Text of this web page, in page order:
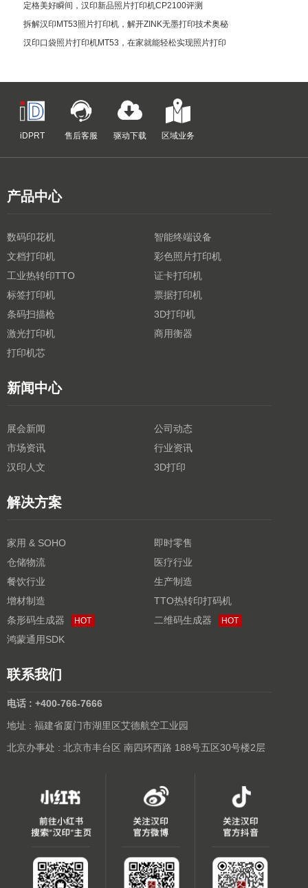
定格美好瞬间，汉印新品照片打印机CP2100评测
拆解汉印MT53照片打印机，解开ZINK无墨打印技术奥秘
汉印口袋照片打印机MT53，在家就能轻松实现照片打印
iDPRT 售后客服 驱动下载 区域业务
产品中心
数码印花机
智能终端设备
文档打印机
彩色照片打印机
工业热转印TTO
证卡打印机
标签打印机
票据打印机
条码扫描枪
3D打印机
激光打印机
商用衡器
打印机芯
新闻中心
展会新闻
公司动态
市场资讯
行业资讯
汉印人文
3D打印
解决方案
家用 & SOHO
即时零售
仓储物流
医疗行业
餐饮行业
生产制造
增材制造
TTO热转印打码机
条形码生成器
HOT 二维码生成器 HOT
鸿蒙通用SDK
联系我们
电话 : +400-766-7666
地址 : 福建省厦门市湖里区艾德航空工业园
北京办事处 : 北京市丰台区 南四环西路 188号五区30号楼2层